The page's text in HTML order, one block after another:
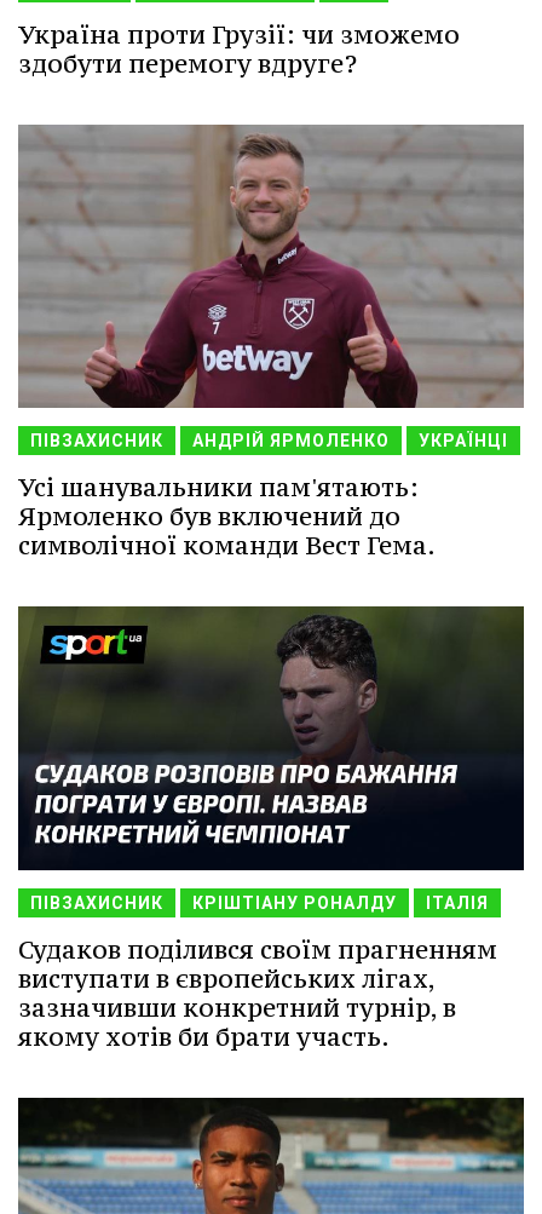
Україна проти Грузії: чи зможемо
здобути перемогу вдруге?
ПІВЗАХИСНИК АНДРІЙ ЯРМОЛЕНКО УКРАЇНЦІ
Усі шанувальники пам'ятають:
Ярмоленко був включений до
символічної команди Вест Гема.
ПІВЗАХИСНИК КРІШТІАНУ РОНАЛДУ ІТАЛІЯ
Судаков поділився своїм прагненням
виступати в європейських лігах,
зазначивши конкретний турнір, в
якому хотів би брати участь.